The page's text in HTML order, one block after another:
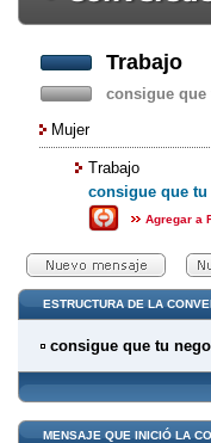
Trabajo
consigue que
Mujer
Trabajo
consigue que
Agregar a
ESTRUCTURA DE LA
consigue que tu
MENSAJE QUE INICIÓ LA